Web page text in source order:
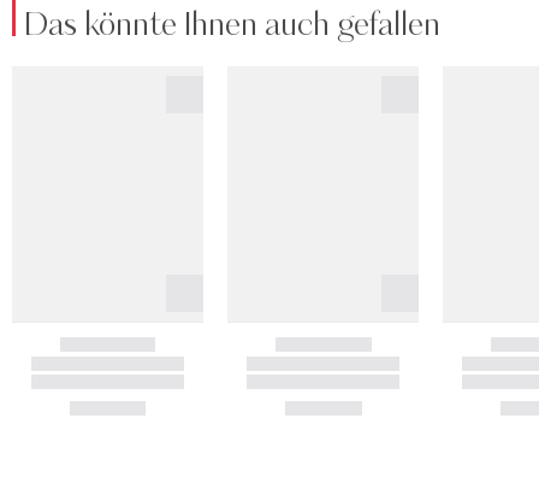
Das könnte Ihnen auch gefallen